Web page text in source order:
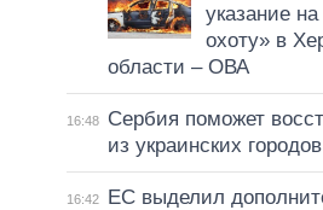
указание
охоту» в
области – ОВА
16:48
Сербия поможет
из украинских городов
16:42
ЕС выделил